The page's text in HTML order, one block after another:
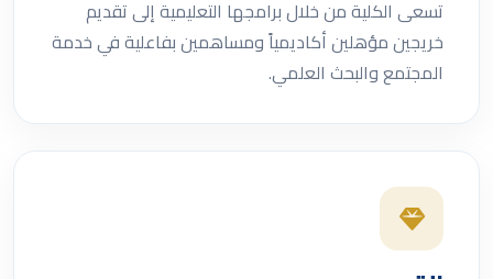
تسعى الكلية من خلال برامجها التعليمية إلى تقديم
خريجين مؤهلين أكاديمياً ومساهمين بفاعلية في خدمة
المجتمع والبحث العلمي.